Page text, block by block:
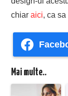
chiaraici, ca
Mai multe..